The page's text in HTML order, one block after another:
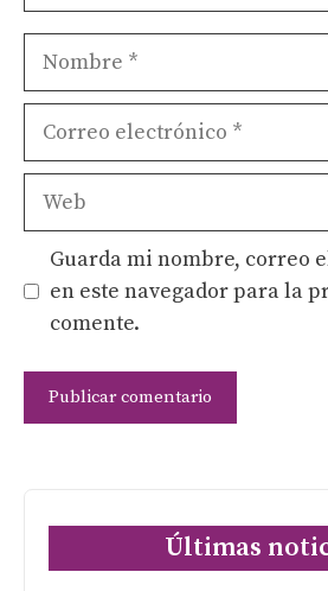
Nombre
Correo
Web
Guarda mi nombre, correo
en este navegador para la
comente.
Últimas